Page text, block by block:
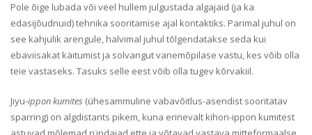
Pole õige lubada või veel hullem julgustada algajaid (ja ka
edasijõudnuid) tehnika sooritamise ajal kontaktiks. Parimal juhul on
see kahjulik arengule, halvimal juhul tõlgendatakse seda kui
ebaviisakat käitumist ja solvangut vanemõpilase vastu, kes võib olla
teie vastaseks. Tasuks selle eest võib olla tugev kõrvakiil.
Jiyu-ipponkumites (ühesammuline vabavõitlus-asendist sooritatav
sparring) on algdistants pikem, kuna erinevalt kihon-ippon kumitest